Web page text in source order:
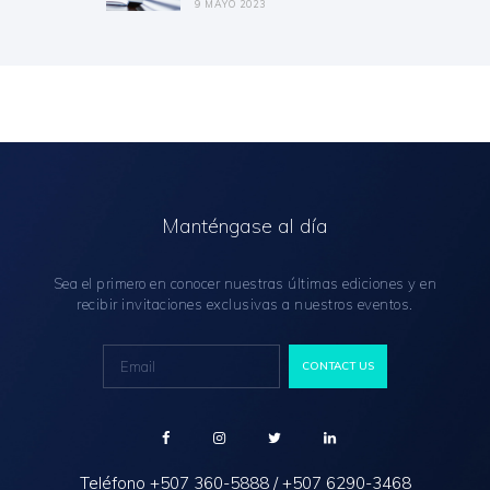
9 MAYO 2023
Manténgase al día
Sea el primero en conocer nuestras últimas ediciones y en
recibir invitaciones exclusivas a nuestros eventos.
Teléfono +507 360-5888/+507 6290-3468